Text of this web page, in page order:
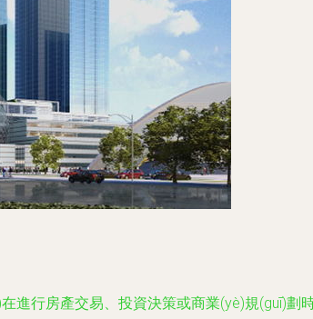
行房產交易、投資決策或商業(yè)規(guī)劃